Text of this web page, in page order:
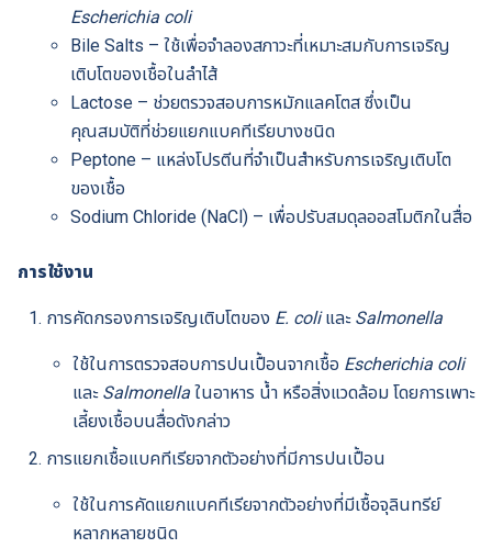
Escherichia coli
Bile Salts – ใช้เพื่อจำลองสภาวะที่เหมาะสมกับการเจริญ
เติบโตของเชื้อในลำไส้
Lactose – ช่วยตรวจสอบการหมักแลคโตส ซึ่งเป็น
คุณสมบัติที่ช่วยแยกแบคทีเรียบางชนิด
Peptone – แหล่งโปรตีนที่จำเป็นสำหรับการเจริญเติบโต
ของเชื้อ
Sodium Chloride (NaCl) – เพื่อปรับสมดุลออสโมติกในสื่อ
การใช้งาน
การคัดกรองการเจริญเติบโตของ E. coliและ Salmonella
ใช้ในการตรวจสอบการปนเปื้อนจากเชื้อ Escherichia coli
และ Salmonellaในอาหาร น้ำ หรือสิ่งแวดล้อม โดยการเพาะ
เลี้ยงเชื้อบนสื่อดังกล่าว
การแยกเชื้อแบคทีเรียจากตัวอย่างที่มีการปนเปื้อน
ใช้ในการคัดแยกแบคทีเรียจากตัวอย่างที่มีเชื้อจุลินทรีย์
หลากหลายชนิด